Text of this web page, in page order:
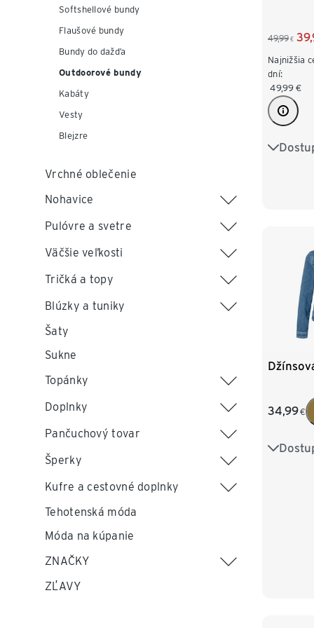
Softshellové bundy
Flaušové bundy
Bundy do dažďa
Outdoorové bundy
Kabáty
Vesty
Blejzre
Vrchné oblečenie
Nohavice
Pulóvre a svetre
Väčšie veľkosti
Tričká a topy
Blúzky a tuniky
Šaty
Sukne
Topánky
Doplnky
Pančuchový tovar
Šperky
Kufre a cestovné doplnky
Tehotenská móda
Móda na kúpanie
ZNAČKY
ZĽAVY
49,99 €
Najnižšia
dní:
49,99 €
34
34,99€
36